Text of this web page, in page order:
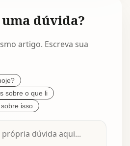
dúvida?
artigo. Escreva sua
sobre o que li
isso